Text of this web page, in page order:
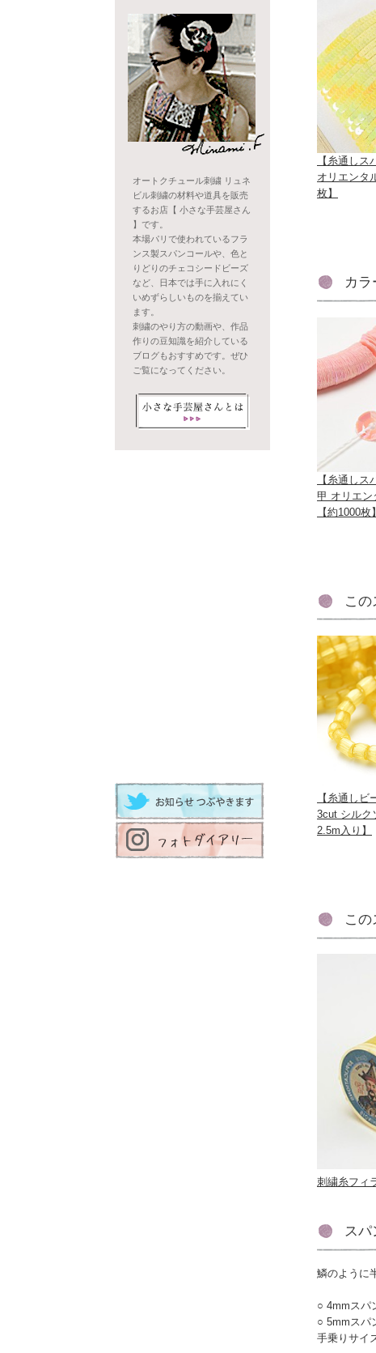
【糸通し
オリエンタ
枚】
カ
【糸通しス
甲 オリエン
【約1000枚】
こ
【糸通し
3cut シルク
2.5m入り】
こ
刺繍糸フ
スパ
鱗のように
4mmスパ
5mmスパ
手乗りサイ
オートクチュール刺繍 リュネ
ビル刺繍の材料や道具を販売
するお店【 小さな手芸屋さん
】です。
本場パリで使われているフラ
ンス製スパンコールや、色と
りどりのチェコシードビーズ
など、日本では手に入れにく
いめずらしいものを揃えてい
ます。
刺繍のやり方の動画や、作品
作りの豆知識を紹介している
ブログもおすすめです。ぜひ
ご覧になってください。